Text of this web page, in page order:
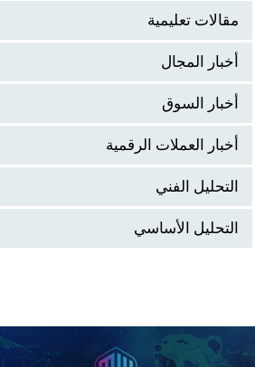
مقالات تعليمية
أخبار المجال
أخبار السوق
أخبار العملات الرقمية
التحليل الفني
التحليل الأساسي